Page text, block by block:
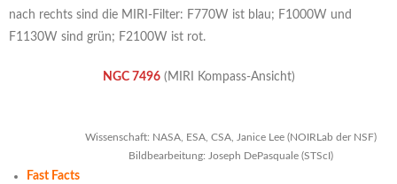
nach rechts sind die MIRI-Filter: F770W ist blau; F1000W und
F1130W sind grün; F2100W ist rot.
NGC 7496(MIRI Kompass-Ansicht)
Wissenschaft: NASA, ESA, CSA, Janice Lee (NOIRLab der NSF)
Bildbearbeitung: Joseph DePasquale (STScI)
Fast Facts